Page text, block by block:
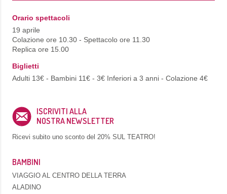
Orario spettacoli
19 aprile
Colazione ore 10.30 - Spettacolo ore 11.30
Replica ore 15.00
Biglietti
Adulti 13€ - Bambini 11€ - 3€ Inferiori a 3 anni - Colazione 4€
ISCRIVITI ALLA
NOSTRA NEWSLETTER
Ricevi subito uno sconto del 20% SUL TEATRO!
BAMBINI
VIAGGIO AL CENTRO DELLA TERRA
ALADINO